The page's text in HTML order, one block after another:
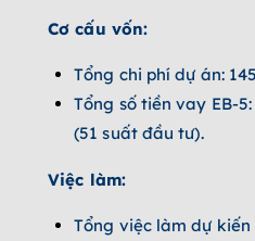
Cơ cấu vốn:
Tổng chi phí dự án:
Tổng số tiền vay EB-
(51 suất đầu tư).
Việc làm:
Tổng việc làm dự kiến